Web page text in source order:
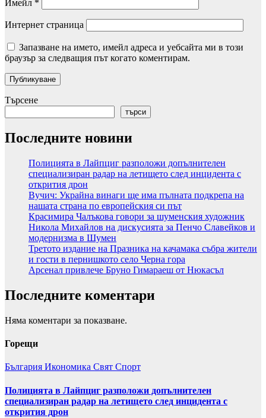
Имейл *
Интернет страница
Запазване на името, имейл адреса и уебсайта ми в този
браузър за следващия път когато коментирам.
Търсене
търси
Последните новини
Полицията в Лайпциг разположи допълнителен
специализиран радар на летището след инцидента с
открития дрон
Вучич: Украйна винаги ще има пълната подкрепа на
нашата страна по европейския си път
Красимира Чалъкова говори за шуменския художник
Никола Михайлов на дискусията за Пенчо Славейков и
модернизма в Шумен
Третото издание на Празника на качамака събра жители
и гости в пернишкото село Черна гора
Арсенал привлече Бруно Гимараеш от Нюкасъл
Последните коментари
Няма коментари за показване.
Горещи
България Икономика Свят Спорт
Полицията в Лайпциг разположи допълнителен
специализиран радар на летището след инцидента с
открития дрон